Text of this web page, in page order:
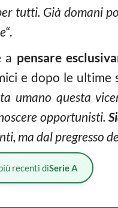
tutti. Già domani
“.
a pensare
e dopo le ultime
umano questa
opportunisti.
ma dal pregresso
recenti diSerie A